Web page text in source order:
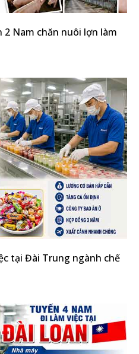
Nam chăn nuôi lợn làm
tại Đài Trung ngành chế